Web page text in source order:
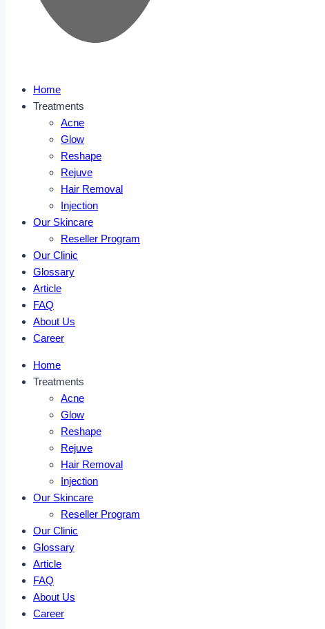
Home
Treatments
Acne
Glow
Reshape
Rejuve
Hair Removal
Injection
Our Skincare
Reseller Program
Our Clinic
Glossary
Article
FAQ
About Us
Career
Home
Treatments
Acne
Glow
Reshape
Rejuve
Hair Removal
Injection
Our Skincare
Reseller Program
Our Clinic
Glossary
Article
FAQ
About Us
Career